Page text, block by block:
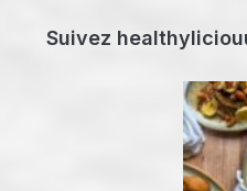
Suivez